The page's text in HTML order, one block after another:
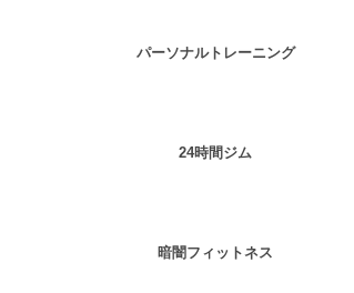
パーソナルトレーニング
24時間ジム
暗闇フィットネス